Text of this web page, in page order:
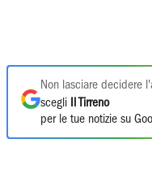
Non lasciare decidere
scegli
Il Tirreno
per le tue notizie su